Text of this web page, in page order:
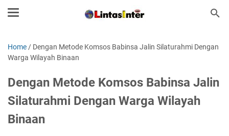
Home / Dengan Metode Komsos Babinsa Jalin Silaturahmi Dengan
Warga Wilayah Binaan
Dengan Metode Komsos Babinsa Jalin
Silaturahmi Dengan Warga Wilayah
Binaan